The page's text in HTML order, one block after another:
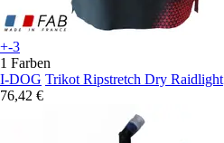
+-3
1 Farben
I-DOG Trikot Ripstretch Dry Raidlight
76,42 €